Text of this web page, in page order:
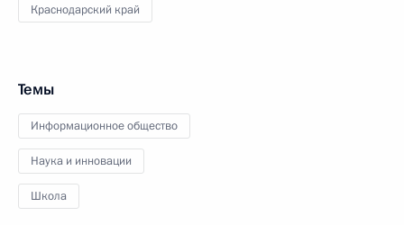
Краснодарский край
Темы
Информационное общество
Наука и инновации
Школа